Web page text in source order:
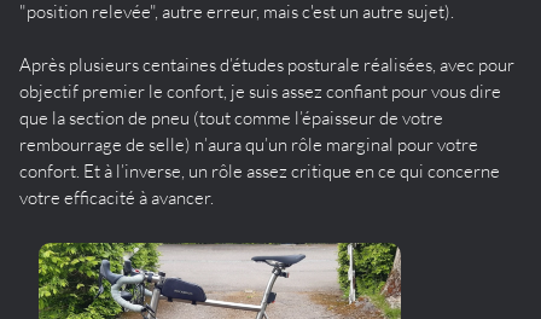
"position relevée", autre erreur, mais c'est un autre sujet).
Après plusieurs centaines d’études posturale réalisées, avec pour
objectif premier le confort, je suis assez confiant pour vous dire
que la section de pneu (tout comme l’épaisseur de votre
rembourrage de selle) n’aura qu’un rôle marginal pour votre
confort. Et à l’inverse, un rôle assez critique en ce qui concerne
votre efficacité à avancer.